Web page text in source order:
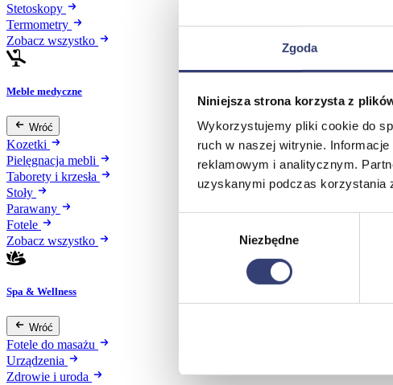
Zgoda
Niniejsza strona korzysta z
Wykorzystujemy pliki cookie do
ruch w naszej witrynie.
reklamowym i analitycznym.
uzyskanymi podczas korzystania
Niezbędne
Stetoskopy
Termometry
Zobacz wszystko
Meble medyczne
Wróć
Kozetki
Pielęgnacja mebli
Taborety i krzesła
Stoły
Parawany
Fotele
Zobacz wszystko
Spa & Wellness
Wróć
Fotele do masażu
Urządzenia
Zdrowie i uroda